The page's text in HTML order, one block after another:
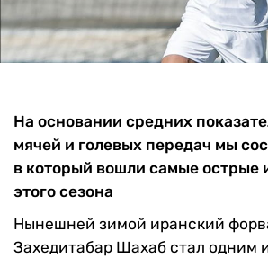
На основании средних
мячей и голевых передач мы
в который вошли самые острые
этого сезона
Нынешней зимой иранский
Захедитабар Шахаб стал одним